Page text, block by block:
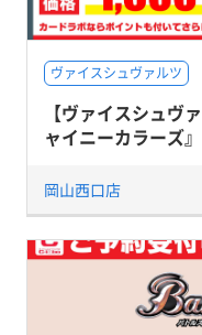
ヴァイスシュヴァルツ
【ヴァイスシュヴ
ャイニーカラーズ
岡山西口店